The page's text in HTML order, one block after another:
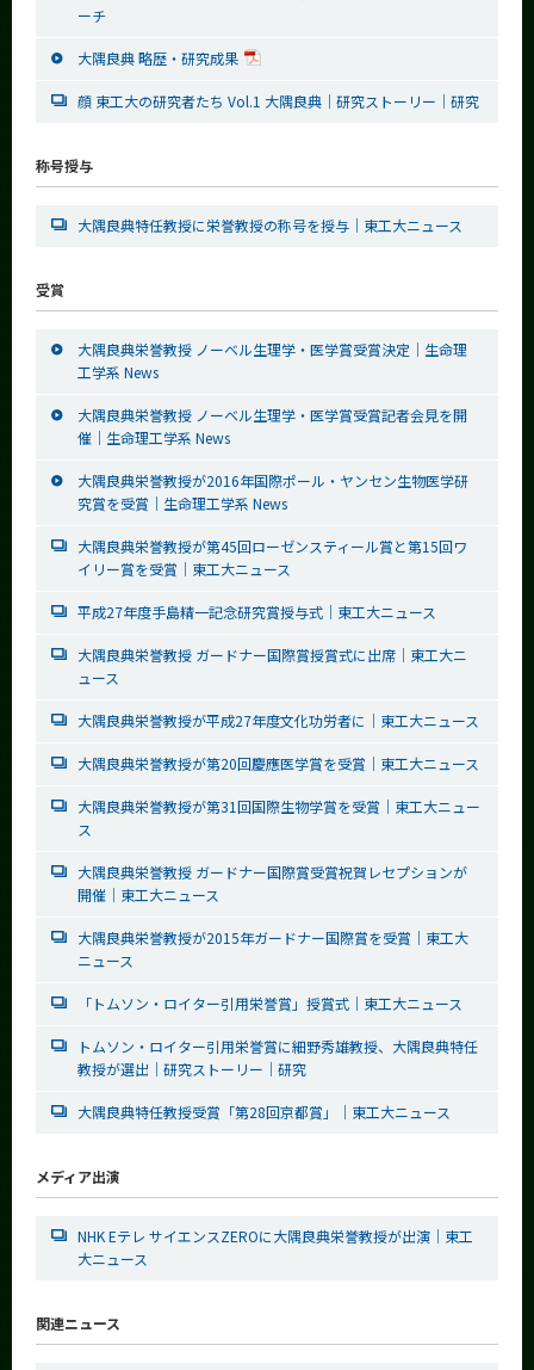
ーチ
大隅良典 略歴・研究成果
顔 東工大の研究者たち Vol.1 大隅良典｜研究ストーリー｜研究
称号授与
大隅良典特任教授に栄誉教授の称号を授与｜東工大ニュース
受賞
大隅良典栄誉教授 ノーベル生理学・医学賞受賞決定｜生命理
工学系 News
大隅良典栄誉教授 ノーベル生理学・医学賞受賞記者会見を開
催｜生命理工学系 News
大隅良典栄誉教授が2016年国際ポール・ヤンセン生物医学研
究賞を受賞｜生命理工学系 News
大隅良典栄誉教授が第45回ローゼンスティール賞と第15回ワ
イリー賞を受賞｜東工大ニュース
平成27年度手島精一記念研究賞授与式｜東工大ニュース
大隅良典栄誉教授 ガードナー国際賞授賞式に出席｜東工大ニ
ュース
大隅良典栄誉教授が平成27年度文化功労者に｜東工大ニュース
大隅良典栄誉教授が第20回慶應医学賞を受賞｜東工大ニュース
大隅良典栄誉教授が第31回国際生物学賞を受賞｜東工大ニュー
ス
大隅良典栄誉教授 ガードナー国際賞受賞祝賀レセプションが
開催｜東工大ニュース
大隅良典栄誉教授が2015年ガードナー国際賞を受賞｜東工大
ニュース
「トムソン・ロイター引用栄誉賞」授賞式｜東工大ニュース
トムソン・ロイター引用栄誉賞に細野秀雄教授、大隅良典特任
教授が選出｜研究ストーリー｜研究
大隅良典特任教授受賞「第28回京都賞」｜東工大ニュース
メディア出演
NHK Eテレ サイエンスZEROに大隅良典栄誉教授が出演｜東工
大ニュース
関連ニュース